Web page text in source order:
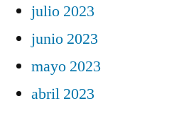
julio 2023
junio 2023
mayo 2023
abril 2023